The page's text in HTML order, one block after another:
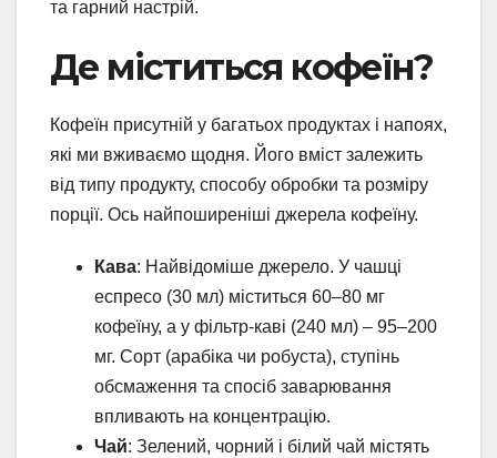
та гарний настрій.
Де міститься кофеїн?
Кофеїн присутній у багатьох продуктах і напоях,
які ми вживаємо щодня. Його вміст залежить
від типу продукту, способу обробки та розміру
порції. Ось найпоширеніші джерела кофеїну.
Кава: Найвідоміше джерело. У чашці
еспресо (30 мл) міститься 60–80 мг
кофеїну, а у фільтр-каві (240 мл) – 95–200
мг. Сорт (арабіка чи робуста), ступінь
обсмаження та спосіб заварювання
впливають на концентрацію.
Чай: Зелений, чорний і білий чай містять